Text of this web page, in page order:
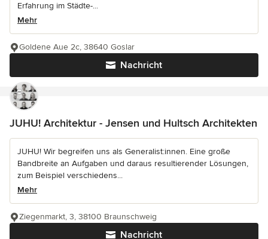
Erfahrung im Städte-...
Mehr
Nachricht
Goldene Aue 2c, 38640 Goslar
JUHU! Architektur - Jensen und Hultsch Architekten
JUHU! Wir begreifen uns als Generalist:innen. Eine große
Bandbreite an Aufgaben und daraus resultierender Lösungen,
zum Beispiel verschiedens...
Mehr
Nachricht
Ziegenmarkt, 3, 38100 Braunschweig